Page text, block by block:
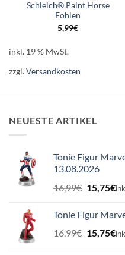
Schleich® Paint Horse
Fohlen
5,99€
inkl. 19 % MwSt.
zzgl.Versandkosten
NEUESTE ARTIKEL
Tonie Figur
13.08.2026
16,99€
Preis
16,99€
15,75€
Tonie Figur
16,99€
Preis
15,75€